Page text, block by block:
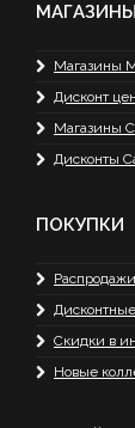
Магазины
Дисконт
Магазины
Дисконты
ПОКУПКИ
Скидки в
Новые